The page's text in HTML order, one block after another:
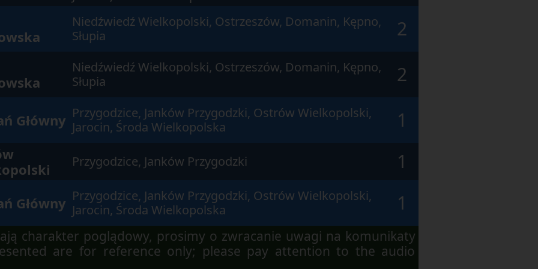
Niedźwiedź Wielkopolski, Ostrzeszów, Domanin, Kępno,
Słupia
2
Niedźwiedź Wielkopolski, Ostrzeszów, Domanin, Kępno,
Słupia
2
Główny Przygodzice, Janków Przygodzki, Ostrów Wielkopolski,
Jarocin, Środa Wielkopolska
1
Przygodzice, Janków Przygodzki
1
Główny Przygodzice, Janków Przygodzki, Ostrów Wielkopolski,
Jarocin, Środa Wielkopolska
1
charakter poglądowy, prosimy o zwracanie uwagi na komunikaty
are for reference only; please pay attention to the audio